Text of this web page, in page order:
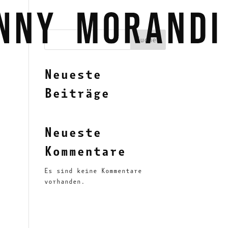
Suchen
Neueste
Beiträge
Neueste
Kommentare
Es sind keine Kommentare
vorhanden.